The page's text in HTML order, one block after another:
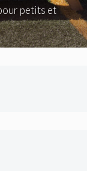
petits et